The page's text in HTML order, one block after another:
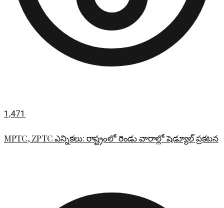
1,471
MPTC, ZPTC ఎన్నికలు: రాష్ట్రంలో రెండు వారాల్లో షెడ్యూల్ ప్రకటన